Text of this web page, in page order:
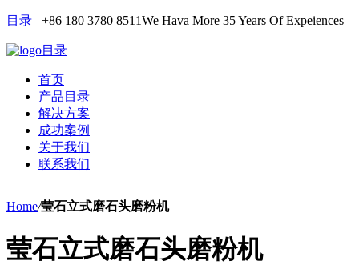
目录 +86 180 3780 8511We Hava More 35 Years Of Expeiences
目录
首页
产品目录
解决方案
成功案例
关于我们
联系我们
Home/莹石立式磨石头磨粉机
莹石立式磨石头磨粉机